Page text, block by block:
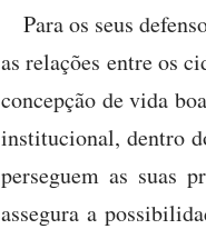
Para os seus
as relações entre os
concepção de vida
institucional, dentro
perseguem as suas
assegura a